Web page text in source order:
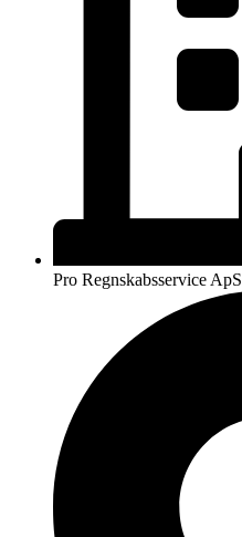
Pro Regnskabsservice ApS